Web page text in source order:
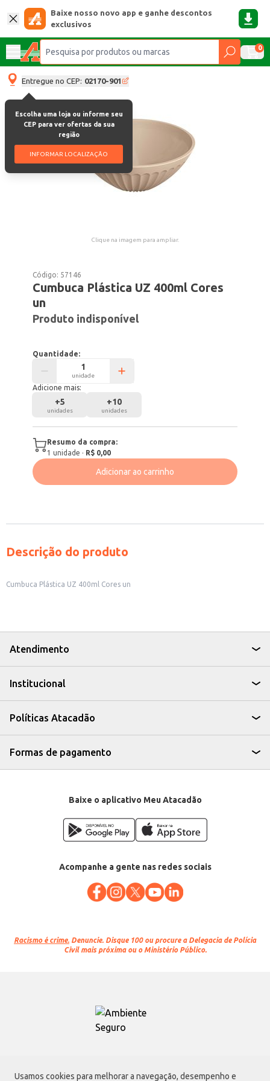
Usamos cookies para melhorar a navegação, desempenho e
Baixe nosso novo app e ganhe descontos
exclusivos
0
Entregue no CEP: 02170-901
Escolha uma loja ou informe seu
CEP para ver ofertas da sua
região
INFORMAR LOCALIZAÇÃO
Clique na imagem para ampliar.
Código: 57146
Cumbuca Plástica UZ 400ml Cores
un
Produto indisponível
Quantidade:
unidade
Adicione mais:
+5
unidades
+10
unidades
Resumo da compra:
1 unidade · R$ 0,00
Adicionar ao carrinho
Descrição do produto
Cumbuca Plástica UZ 400ml Cores un
Atendimento
Institucional
Políticas Atacadão
Formas de pagamento
Baixe o aplicativo Meu Atacadão
Acompanhe a gente nas redes sociais
Racismo é crime. Denuncie. Disque 100 ou procure a Delegacia de Polícia
Civil mais próxima ou o Ministério Público.
Atacadão S.A.